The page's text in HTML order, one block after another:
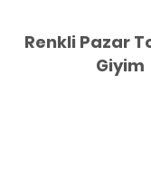
Renkli Pazar
Giyim